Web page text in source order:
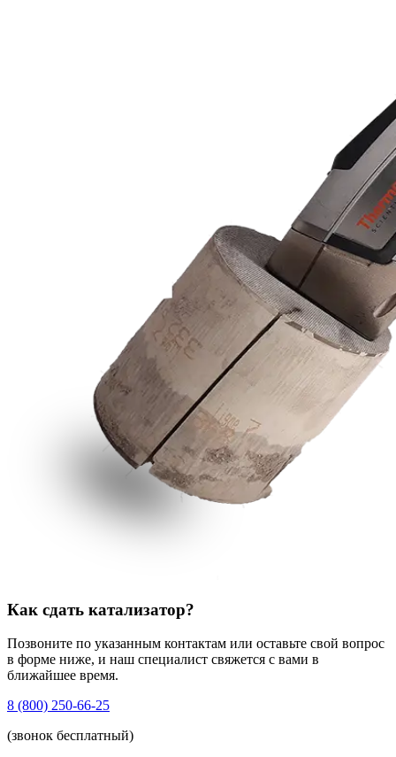
Как сдать катализатор?
Позвоните по указанным контактам или оставьте свой вопрос
в форме ниже, и наш специалист свяжется с вами в
ближайшее время.
8 (800) 250-66-25
(звонок бесплатный)